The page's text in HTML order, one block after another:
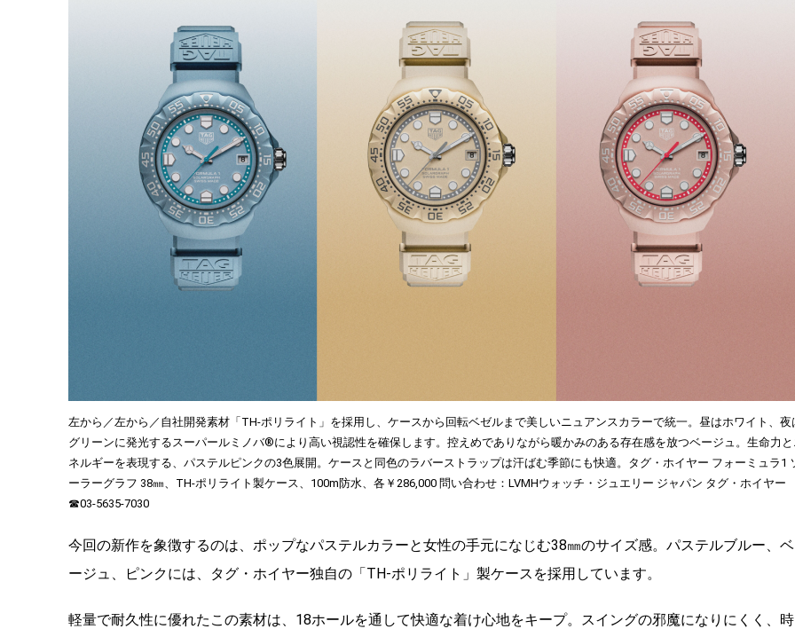
左から／左から／自社開発素材「TH-ポリライト」を採用し、ケースから回転ベゼルまで美しいニュアンスカラーで統一。昼はホワイト、夜
グリーンに発光するスーパールミノバ®により高い視認性を確保します。控えめでありながら暖かみのある存在感を放つベージュ。生命力
ネルギーを表現する、パステルピンクの3色展開。ケースと同色のラバーストラップは汗ばむ季節にも快適。タグ・ホイヤー フォーミュラ1
ーラーグラフ 38㎜、TH-ポリライト製ケース、100m防水、各￥286,000 問い合わせ：LVMHウォッチ・ジュエリー ジャパン タグ・ホイヤ
☎03-5635-7030
今回の新作を象徴するのは、ポップなパステルカラーと女性の手元になじむ38㎜のサイズ感。パステルブルー、ベ
ージュ、ピンクには、タグ・ホイヤー独自の「TH-ポリライト」製ケースを採用しています。
軽量で耐久性に優れたこの素材は、18ホールを通して快適な着け心地をキープ。スイングの邪魔になりにくく、時